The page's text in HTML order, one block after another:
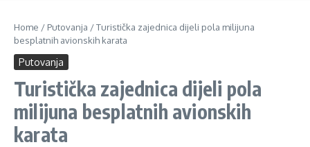
Home / Putovanja /Turistička zajednica dijeli pola milijuna
besplatnih avionskih karata
Putovanja
Turistička zajednica dijeli pola
milijuna besplatnih avionskih
karata